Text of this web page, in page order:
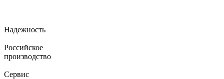
Надежность
Российское
производство
Сервис